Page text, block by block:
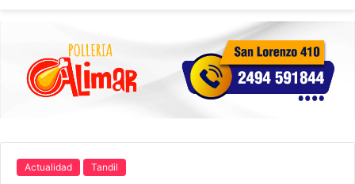
Actualidad Tandil